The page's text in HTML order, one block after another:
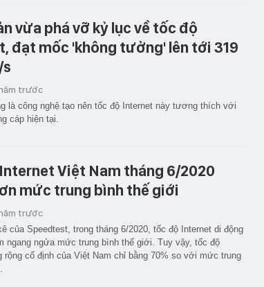
vừa phá vỡ kỷ lục về tốc độ
đạt mốc 'không tưởng' lên tới 319
trước
là công nghệ tạo nên tốc độ Internet này tương thích với
cáp hiện tại.
Việt Nam tháng 6/2020
mức trung bình thế giới
trước
của Speedtest, trong tháng 6/2020, tốc độ Internet di động
ngang ngửa mức trung bình thế giới. Tuy vậy, tốc độ
rộng cố định của Việt Nam chỉ bằng 70% so với mức trung